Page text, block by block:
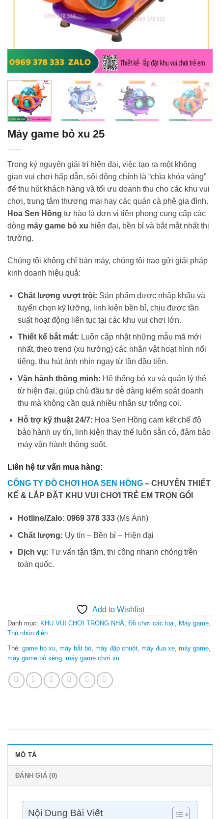
Máy game bỏ xu 25
Trong kỷ nguyên giải trí hiện đại, việc tạo ra một không
gian vui chơi hấp dẫn, sôi động chính là “chìa khóa vàng”
để thu hút khách hàng và tối ưu doanh thu cho các khu vui
chơi, trung tâm thương mại hay các quán cà phê gia đình.
Hoa Sen Hồng tự hào là đơn vị tiên phong cung cấp các
dòng máy game bỏ xu hiện đại, bền bỉ và bắt mắt nhất thị
trường.
Chúng tôi không chỉ bán máy, chúng tôi trao gửi giải pháp
kinh doanh hiệu quả:
Chất lượng vượt trội: Sản phẩm được nhập khẩu và
tuyển chọn kỹ lưỡng, linh kiện bền bỉ, chịu được tần
suất hoạt động liên tục tại các khu vui chơi lớn.
Thiết kế bắt mắt: Luôn cập nhật những mẫu mã mới
nhất, theo trend (xu hướng) các nhân vật hoạt hình nổi
tiếng, thu hút ánh nhìn ngay từ lần đầu tiên.
Vận hành thông minh: Hệ thống bỏ xu và quản lý thẻ
từ hiện đại, giúp chủ đầu tư dễ dàng kiểm soát doanh
thu mà không cần quá nhiều nhân sự trông coi.
Hỗ trợ kỹ thuật 24/7: Hoa Sen Hồng cam kết chế độ
bảo hành uy tín, linh kiện thay thế luôn sẵn có, đảm bảo
máy vận hành thông suốt.
Liên hệ tư vấn mua hàng:
CÔNG TY ĐỒ CHƠI HOA SEN HỒNG – CHUYÊN THIẾT
KẾ & LẮP ĐẶT KHU VUI CHƠI TRẺ EM TRỌN GÓI
Hotline/Zalo: 0969 378 333(Ms Ánh)
Chất lượng: Uy tín – Bền bỉ – Hiện đại
Dịch vụ: Tư vấn tận tâm, thi công nhanh chóng trên
toàn quốc.
Add to Wishlist
Danh mục: KHU VUI CHƠI TRONG NHÀ Đồ chơi các loại Máy game
Thú nhún điện
Thẻ: game bo xu máy bắt bò máy đập chuột máy đua xe máy game
máy game bỏ xèng máy game chơi xu
MÔ TẢ
ĐÁNH GIÁ (0)
Nội Dung Bài Viết